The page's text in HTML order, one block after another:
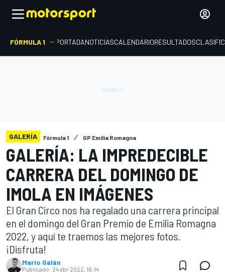
FÓRMULA 1 PORTADANOTICIASCALENDARIORESULTADOS
GALERÍA Fórmula 1 GP Emilia Romagna
GALERÍA: LA IMPREDECIBLE
CARRERA DEL DOMINGO DE
IMOLA EN IMÁGENES
El Gran Circo nos ha regalado una carrera principal
en el domingo del Gran Premio de Emilia Romagna
2022, y aquí te traemos las mejores fotos.
¡Disfruta!
Mario Galán
Publicado: 24 abr 2022, 16:14